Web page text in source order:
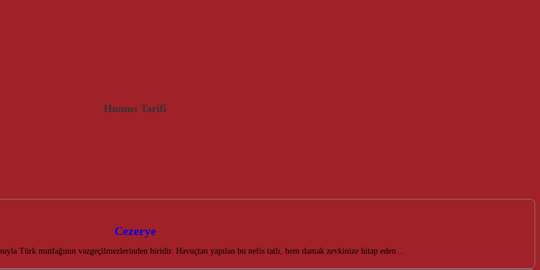
Humus Tarifi
Cezerye
Türk mutfağının vazgeçilmezlerinden biridir. Havuçtan yapılan bu nefis tatlı, hem damak zevkinize hitap eden…